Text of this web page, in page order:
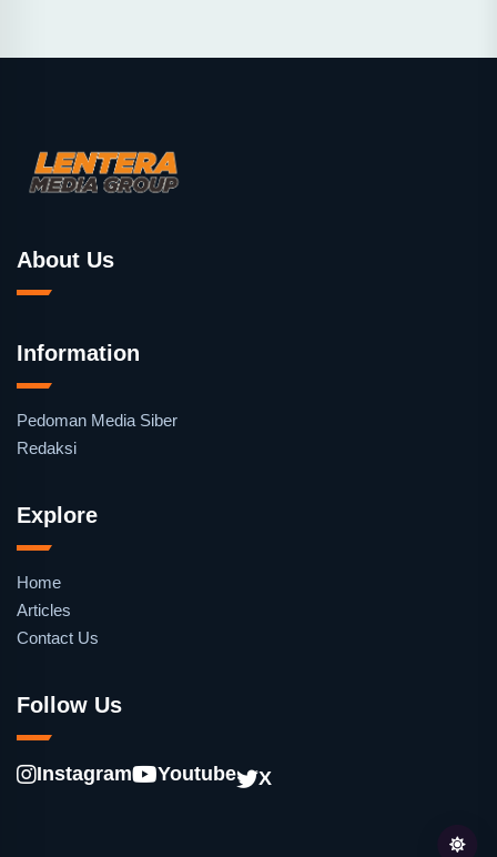
About Us
Information
Pedoman Media Siber
Redaksi
Explore
Home
Articles
Contact Us
Follow Us
Instagram Youtube X